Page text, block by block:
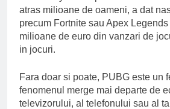
atras milioane de oameni, a dat
precum Fortnite sau Apex
milioane de euro din vanzari de
in jocuri.
Fara doar si poate, PUBG este un
fenomenul merge mai departe de
televizorului, al telefonului sau al